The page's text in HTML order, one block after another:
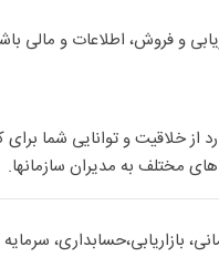
و فروش، اطلاعات و
از خلاقیت و توانایی شما
مختلف به مدیران سازمانها.
بازاریابی،حسابداری،